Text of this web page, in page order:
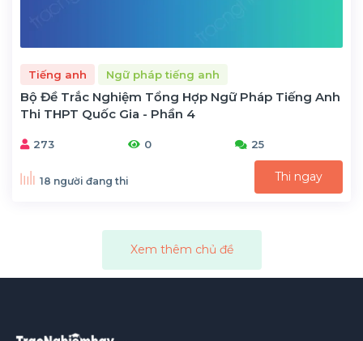
Tiếng anh Ngữ pháp tiếng anh
Bộ Đề Trắc Nghiệm Tổng Hợp Ngữ Pháp Tiếng Anh
Thi THPT Quốc Gia - Phần 4
273 0 25
18 người đang thi Thi ngay
Xem thêm chủ đề